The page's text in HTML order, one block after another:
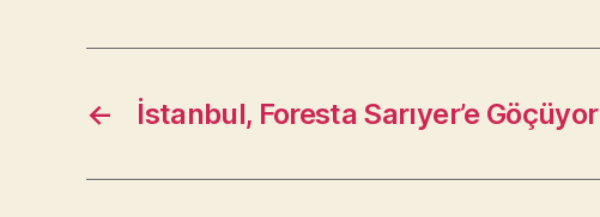
← İstanbul, Foresta Sarıyer’e Göçüyor